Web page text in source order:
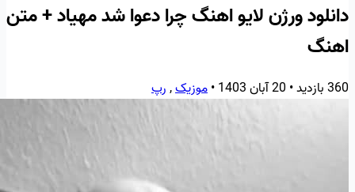
دانلود ورژن لایو اهنگ چرا دعوا شد مهیاد + متن
اهنگ
360 بازدید • 20 آبان 1403 •موزیک,رپ